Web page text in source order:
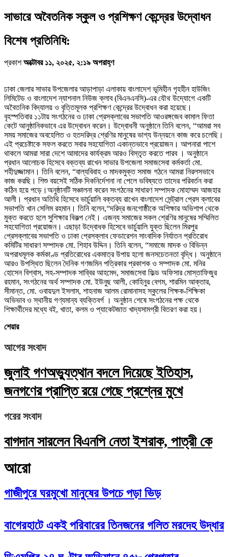
সাভারে অবৈতনিক স্কুল ও প্রশিক্ষণ কেন্দ্রের উদ্বোধন
বিশেষ প্রতিনিধি:
প্রকাশঅক্টোবর ১১, ২০২৫, ২:১৯ অপরাহ্ণ
ঢাকা জেলার সাভার উপজেলার আড়াপাড়া এলাকায় বাংলাদেশ ভূমিহীন গৃহহীন হাউজিং
লিমিটেড ও বাংলাদেশ ন্যাশনাল নিউজ ক্লাব (বিএনএনসি)-এর যৌথ উদ্যোগে একটি
অবৈতনিক বিদ্যালয় ও বৃত্তিমূলক প্রশিক্ষণ কেন্দ্রের উদ্বোধন করা হয়েছে।
বৃহস্পতিবার ১১টায় সংগঠনের ও ঢাকা প্রেসক্লাবের সভাপতি আওরঙ্গজেব কামাল ফিতা
কেটে আনুষ্ঠানিকভাবে এর উদ্বোধন করেন। উদ্বোধনী অনুষ্ঠানে তিনি বলেন, “আমরা সব
সময় সমাজের অবহেলিত ও হতদরিদ্র শ্রেণির মানুষের ভাগ্য উন্নয়নে কাজ করে চলেছি।
এই প্রচেষ্টাকে সফল করতে সবার সহযোগিতা একান্তভাবে প্রয়োজন। আপনারা পাশে
থাকলে আমরা সারা দেশে আমাদের কার্যক্রম আরও বিস্তৃত করতে পারব । অনুষ্ঠানে
প্রধান আলোচক হিসেবে বক্তব্য রাখেন সাভার উপজেলা সমাজসেবা কর্মকর্তা মো.
শহীদুজ্জামান। তিনি বলেন, “বাল্যবিবাহ ও মাদকমুক্ত সমাজ গঠনে আমরা নিরলসভাবে
কাজ করছি। শিশু বয়সেই সঠিক দিকনির্দেশনা না পেলে ভবিষ্যতে তাদের পরিবর্তন করা
কঠিন হয়ে পড়ে।অনুষ্ঠানটি সঞ্চালনা করেন সংগঠনের সাধারণ সম্পাদক মোহাম্মদ আজহার
আলী। প্রধান অতিথি হিসেবে ভার্চুয়ালি বক্তব্য রাখেন বাংলাদেশ সেন্ট্রাল প্রেস ক্লাবের
সভাপতি খান সেলিম রহমান। তিনি বলেন,“দরিদ্র জনগোষ্ঠীকে অশিক্ষার অভিশাপ থেকে
মুক্ত করতে হলে সুশিক্ষার বিকল্প নেই। এজন্য সমাজের সকল শ্রেণির মানুষের সম্মিলিত
সহযোগিতা প্রয়োজন। এছাড়া উদ্বোধক হিসেবে ভার্চুয়ালি যুক্ত ছিলেন মিরপুর
প্রেসক্লাবের সভাপতি ও ঢাকা প্রেসক্লাব ফেডারেশন সাংবাদিক নির্যাতন প্রতিরোধ
কমিটির সাধারণ সম্পাদক মো. শিহাব উদ্দিন। তিনি বলেন, “সমাজে মাদক ও বিভিন্ন
অপরাধমূলক কর্মকাণ্ড প্রতিরোধের একমাত্র উপায় হলো জনসচেতনতা বৃদ্ধি। অনুষ্ঠানে
আরও উপস্থিত ছিলেন দৈনিক গণজমিন পত্রিকার প্রকাশক ও সম্পাদক মো. মনির
হোসেন বিশ্বাস, সহ-সম্পাদক সাব্বির আহমেদ, সমাজসেবা ফিল্ড অফিসার মোস্তাফিজুর
রহমান, সংগঠনের অর্থ সম্পাদক মো. ইউনুছ আলী, কোহিনুর বেগম, শারমিন আক্তার,
সীমান্ত, মো. ওবায়দুল ইসলাম, শাহনাজ আলম রোমানাসহ স্কুলের শিক্ষক-শিক্ষিকা
অভিভাব ও স্থানীয় গণ্যমান্য ব্যক্তিবর্গ । অনুষ্ঠান শেষে সংগঠনের পক্ষ থেকে
শিক্ষার্থীদের মধ্যে বই, খাতা, কলম ও প্যাকেটজাত খাদ্যসামগ্রী বিতরণ করা হয়।
শেয়ার
আগের সংবাদ
জুলাই গণঅভ্যুত্থান বদলে দিয়েছে ইতিহাস,
জনগণের প্রাপ্তি রয়ে গেছে প্রশ্নের মুখে
পরের সংবাদ
বাগদান সারলেন বিএনপি নেতা ইশরাক, পাত্রী কে
আরো
গাজীপুরে ঘরমুখো মানুষের উপচে পড়া ভিড়
বাগেরহাটে একই পরিবারের তিনজনের গলিত মরদেহ উদ্ধার